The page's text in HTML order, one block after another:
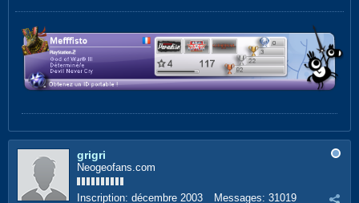
grigri
Neogeofans.com
Inscription: décembre 2003 Messages: 31019